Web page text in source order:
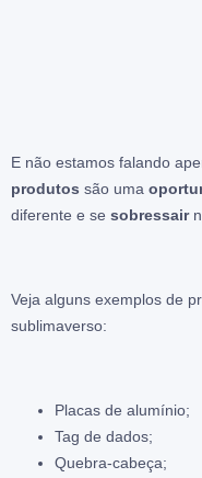
E não estamos falando
produtos são uma
diferente e se sobressair
Veja alguns exemplos de
sublimaverso:
Placas de alumínio;
Tag de dados;
Quebra-cabeça;